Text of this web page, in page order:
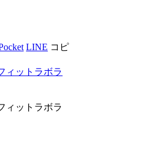
LINE コピ
ィットラボラ
ィットラボラ